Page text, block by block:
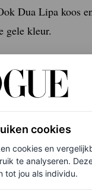
Dua Lipa koos
gele kleur.
circuit
split, een
muiltjes die
cookies
cookies en
te analyseren.
tot jou als individu.